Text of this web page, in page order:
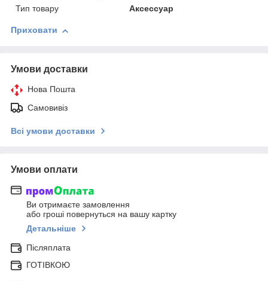
Тип товару
Аксессуар
Приховати
Умови доставки
Нова Пошта
Самовивіз
Всі умови доставки
Умови оплати
Ви отримаєте замовлення
або гроші повернуться на вашу картку
Детальніше
Післяплата
ГОТІВКОЮ